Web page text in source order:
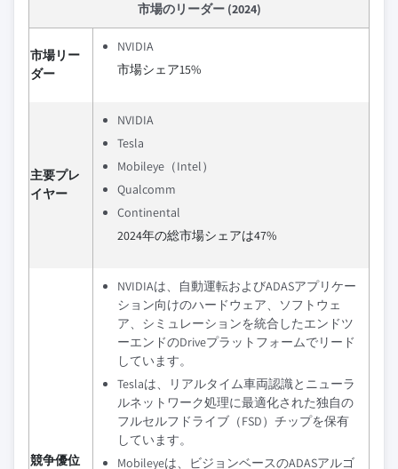
市場のリーダー (2024)
市場リー
ダー
NVIDIA
市場シェア15%
主要プレ
イヤー
NVIDIA
Tesla
Mobileye（Intel）
Qualcomm
Continental
2024年の総市場シェアは47%
競争優位
NVIDIAは、自動運転およびADASアプリケー
ション向けのハードウェア、ソフトウェ
ア、シミュレーションを統合したエンドツ
ーエンドのDriveプラットフォームでリード
しています。
Teslaは、リアルタイム車両認識とニューラ
ルネットワーク処理に最適化された独自の
フルセルフドライブ（FSD）チップを保有
しています。
Mobileyeは、ビジョンベースのADASアルゴ